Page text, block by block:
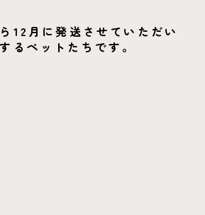
12月に発送させていただい
るペットたちです。